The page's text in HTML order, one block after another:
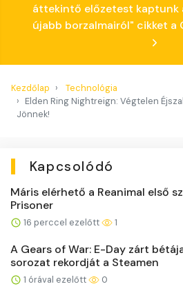
áttekintő előzetest kaptunk
újabb borzalmairól" cikket a
Kezdőlap
Technológia
Elden Ring Nightreign: Végtelen
Jönnek!
Kapcsolódó
Máris elérhető a Reanimal első
Prisoner
16 perccel ezelőtt 1
A Gears of War: E-Day zárt
sorozat rekordját a Steamen
1 órával ezelőtt 0